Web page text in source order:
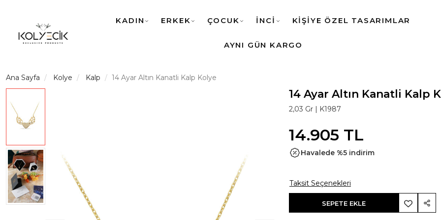
KADIN ERKEK ÇOCUK İNCİ KİŞİYE ÖZEL TASARIMLAR
AYNI GÜN KARGO
Ana Sayfa Kolye Kalp 14 Ayar Altın Kanatli Kalp Kolye
14 Ayar Altın Kanatli Kalp
2,03 Gr | K1987
14.905 TL
Havalede %5 indirim
Taksit Seçenekleri
SEPETE EKLE